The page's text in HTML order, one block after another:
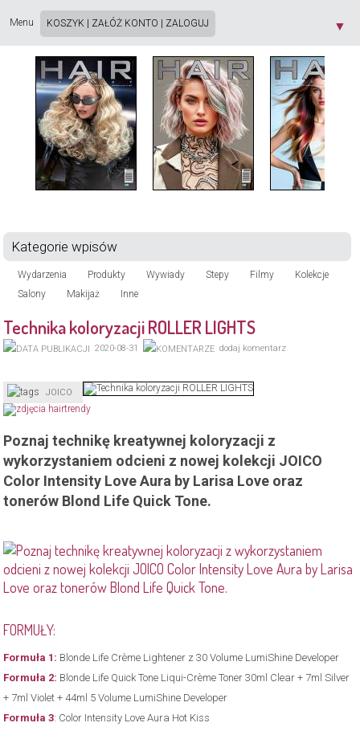
Menu ▼
KOSZYK ZAŁÓŻ KONTO ZALOGUJ
Kategorie wpisów
Wydarzenia Produkty Wywiady Stepy Filmy
Kolekcje
Salony
Makijaż Inne
Technika koloryzacji ROLLER LIGHTS
2020-08-31 dodaj komentarz
JOICO
Poznaj technikę kreatywnej koloryzacji z
wykorzystaniem odcieni z nowej kolekcji JOICO
Color Intensity Love Aura by Larisa Love oraz
tonerów Blond Life Quick Tone.
FORMUŁY:
Formuła 1: Blonde Life Crème Lightener z 30 Volume LumiShine Developer
Formuła 2: Blonde Life Quick Tone Liqui-Crème Toner 30ml Clear + 7ml Silver
+ 7ml Violet + 44ml 5 Volume LumiShine Developer
Formuła 3: Color Intensity Love Aura Hot Kiss
cookie, zgodnie z aktualnymi ustawieniami przeglądarki. Dowiedz się więcej o
Prywatności [X]